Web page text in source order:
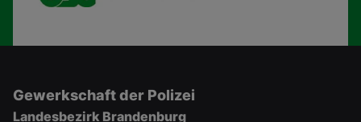
Gewerkschaft der Polizei
Landesbezirk Brandenburg